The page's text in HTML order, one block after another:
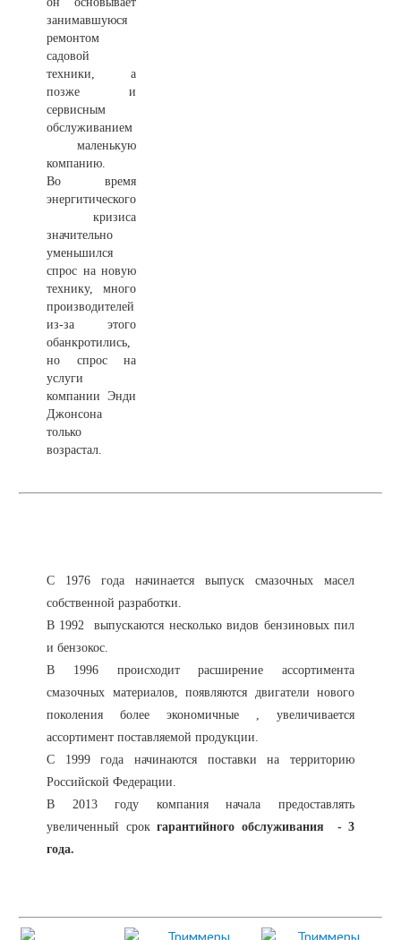
занимавшуюся
ремонтом
садовой
техники, а
позже и
сервисным
обслуживанием
маленькую
компанию.
Во время
энергитического
кризиса
значительно
уменьшился
спрос на новую
технику, много
производителей
из-за этого
обанкротились,
но спрос на
услуги
компании Энди
Джонсона
только
возрастал.
С 1976 года начинается выпуск смазочных масел
собственной разработки.
В 1992 выпускаются несколько видов бензиновых пил
и бензокос.
В 1996 происходит расширение ассортимента
смазочных материалов, появляются двигатели нового
поколения более экономичные , увеличивается
ассортимент поставляемой продукции.
С 1999 года начинаются поставки на территорию
Российской Федерации.
В 2013 году компания начала предоставлять
увеличенный срок гарантийного обслуживания - 3
года.